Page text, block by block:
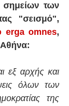
σημείων των
"σεισμό",
erga omnes,
εξ αρχής και
όλων των
της